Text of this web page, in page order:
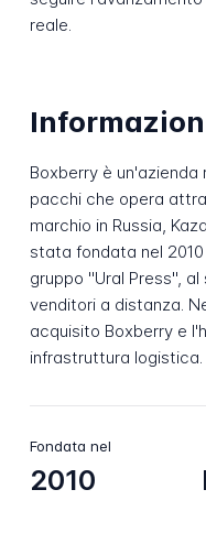
reale.
Boxberry è
pacchi che opera
marchio in Russia,
stata fondata nel
gruppo "Ural Press",
venditori a distanza.
acquisito Boxberry e
infrastruttura logistica.
Fondata nel
2010